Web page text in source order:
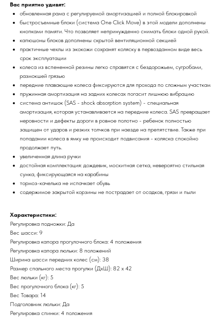
Вас приятно удивят:
обновленная рама с регулируемой амортизацией и полной блокировкой
быстросъемные блоки (система One Click Move) в этой модели дополнены
кнопками памяти. Что позволяет непринужденно снимать блоки одной рукой.
капюшоны блоков дополнены скрытой вентиляционной секцией
практичные чехлы из экокожи сохранят коляску в первозданном виде весь
срок эксплуатации
колеса из вспененной резины легко справятся с бездорожьем, сугробами,
размокшей грязью
передние плавающие колеса фиксируются для прохода по сложным участкам
пружинная амортизация на задних колесах погасит лишнюю вибрацию
система антишок (SAS - shock absorption system) - специальная
амортизация, которая устанавливается на передние колеса. SAS превращает
неровности и дефекты дороги в ровное полотно - ребенок полностью
защищен от ударов и резких толчков при наезде на препятствие. Также при
попадании колеса в ямку не происходит подвисания - коляска спокойно
продолжает путь.
увеличенная длина ручки
достойная комплектация: дождевик, москитная сетка, невероятно стильная
сумка, фиксирующаяся на карабины
тормоз-качелька не испачкает обувь
содержимое закрытой корзины не пострадает от осадков, грязи и пыли
Характеристики:
Регулировка подножки: Да
Вес шасси: 9
Регулировка капора прогулочного блока: 4 положения
Регулировка капора люльки: 8 положений
Ширина шасси передних колес (см): 38
Размер спального места прогулки (ДхШ): 82 x 42
Вес люльки (кг): 5
Вес прогулочного блока (кг): 5
Вес Товара: 14
Подголовник люльки: Да
Регулировка спинки: 4 положения